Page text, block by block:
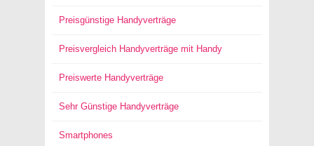
Preisgünstige Handyverträge
Preisvergleich Handyverträge mit Handy
Preiswerte Handyverträge
Sehr Günstige Handyverträge
Smartphones